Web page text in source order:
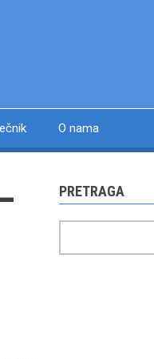
O nama
PRETRAGA